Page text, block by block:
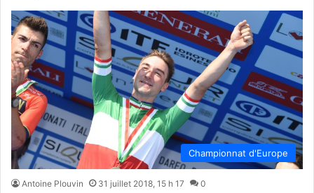
Championnat d'Europe
Antoine Plouvin 31 juillet 2018, 15 h 17 0